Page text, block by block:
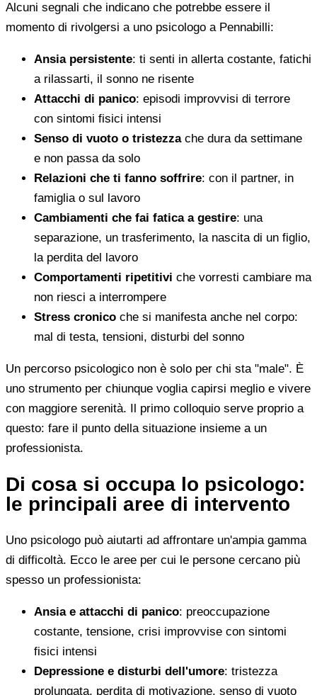
Alcuni segnali che indicano che potrebbe essere il
momento di rivolgersi a uno psicologo a Pennabilli:
Ansia persistente: ti senti in allerta costante, fatichi
a rilassarti, il sonno ne risente
Attacchi di panico: episodi improvvisi di terrore
con sintomi fisici intensi
Senso di vuoto o tristezzache dura da settimane
e non passa da solo
Relazioni che ti fanno soffrire: con il partner, in
famiglia o sul lavoro
Cambiamenti che fai fatica a gestire: una
separazione, un trasferimento, la nascita di un figlio,
la perdita del lavoro
Comportamenti ripetitivi che vorresti cambiare ma
non riesci a interrompere
Stress cronico che si manifesta anche nel corpo:
mal di testa, tensioni, disturbi del sonno
Un percorso psicologico non è solo per chi sta "male". È
uno strumento per chiunque voglia capirsi meglio e vivere
con maggiore serenità. Il primo colloquio serve proprio a
questo: fare il punto della situazione insieme a un
professionista.
Di cosa si occupa lo psicologo:
le principali aree di intervento
Uno psicologo può aiutarti ad affrontare un'ampia gamma
di difficoltà. Ecco le aree per cui le persone cercano più
spesso un professionista:
Ansia e attacchi di panico: preoccupazione
costante, tensione, crisi improvvise con sintomi
fisici intensi
Depressione e disturbi dell'umore: tristezza
prolungata, perdita di motivazione, senso di vuoto